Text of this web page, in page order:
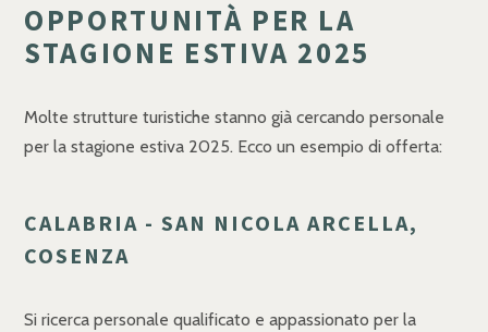
OPPORTUNITÀ PER LA
STAGIONE ESTIVA 2025
Molte strutture turistiche stanno già cercando personale
per la stagione estiva 2025. Ecco un esempio di offerta:
CALABRIA - SAN NICOLA ARCELLA,
COSENZA
Si ricerca personale qualificato e appassionato per la